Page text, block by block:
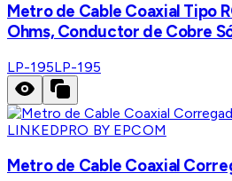
Metro de Cable Coaxial Tipo
Ohms, Conductor de Cobre
LP-195LP-195
LINKEDPRO BY EPCOM
Metro de Cable Coaxial